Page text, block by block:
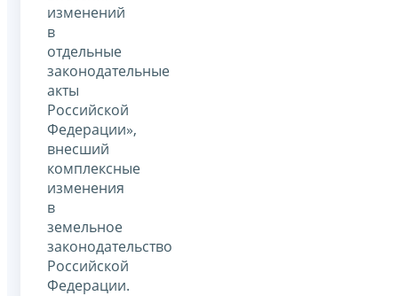
изменений
в
отдельные
законодательные
акты
Российской
Федерации»,
внесший
комплексные
изменения
в
земельное
законодательство
Российской
Федерации.